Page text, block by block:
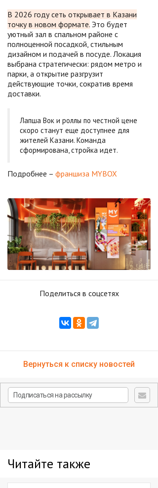
В 2026 году сеть открывает в Казани
точку в новом формате. Это будет
уютный зал в спальном районе с
полноценной посадкой, стильным
дизайном и подачей в посуде. Локация
выбрана стратегически: рядом метро и
парки, а открытие разгрузит
действующие точки, сократив время
доставки.
Лапша Вок и роллы по честной цене
скоро станут еще доступнее для
жителей Казани. Команда
сформирована, стройка идет.
Подробнее – франшиза MYBOX
Поделиться в соцсетях
Вернуться к списку новостей
Читайте также